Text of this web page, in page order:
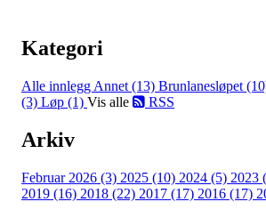
Kategori
Alle innlegg Annet (13) Brunlanesløpet
(3) Løp (1) Vis alle RSS
Arkiv
Februar 2026 (3) 2025 (10) 2024 (5) 2023
2019 (16) 2018 (22) 2017 (17) 2016 (17)